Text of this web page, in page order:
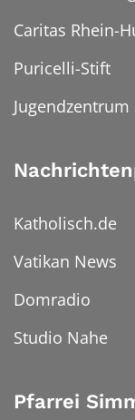
Caritas Rhein-
Puricelli-Stift
Jugendzentrum
Katholisch.de
Vatikan News
Domradio
Studio Nahe
Pfarrei